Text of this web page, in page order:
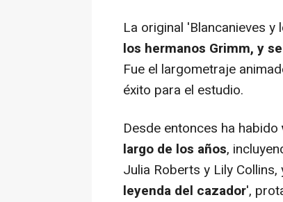
La original 'Blancanieves
los hermanos Grimm, y
Fue el largometraje
éxito para el estudio.
Desde entonces ha habido
largo de los años,
Julia Roberts y Lily
leyenda del cazador',